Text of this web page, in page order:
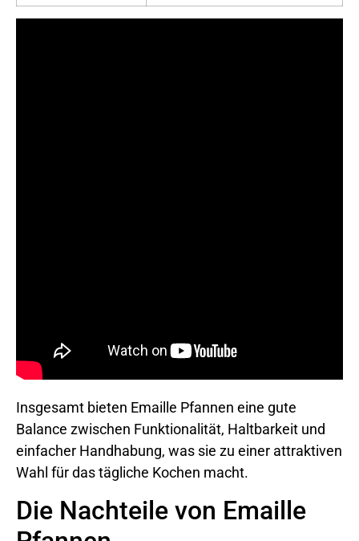
Insgesamt bieten Emaille Pfannen eine gute
Balance zwischen Funktionalität, Haltbarkeit und
einfacher Handhabung, was sie zu einer attraktiven
Wahl für das tägliche Kochen macht.
Die Nachteile von Emaille